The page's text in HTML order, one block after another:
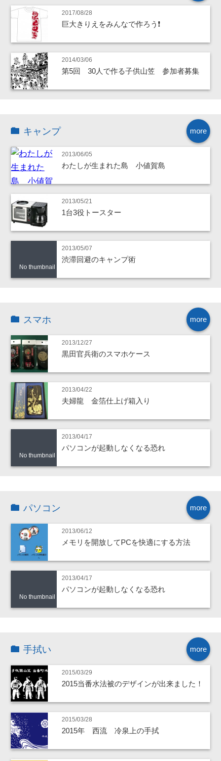
2017/08/28
巨大きりえをみんなで作ろう❗
2014/03/06
第5回 30人で作る子供山笠 参加者募集
more
キャンプ
2013/06/05
わたしが生まれた島 小値賀島
2013/05/21
1台3役トースター
No thumbnail
2013/05/07
渋滞回避のキャンプ術
more
スマホ
2013/12/27
黒田官兵衛のスマホケース
2013/04/22
夫婦龍 金箔仕上げ箱入り
No thumbnail
2013/04/17
パソコンが起動しなくなる恐れ
more
パソコン
2013/06/12
メモリを開放してPCを快適にする方法
No thumbnail
2013/04/17
パソコンが起動しなくなる恐れ
more
手拭い
2015/03/29
2015当番水法被のデザインが出来ました！
2015/03/28
2015年 西流 冷泉上の手拭